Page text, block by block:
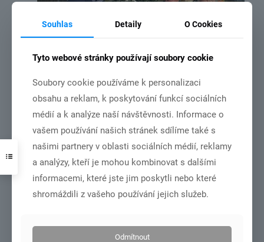
MČR družstev v roce 2022 bude v Chebu.
Číst více
Souhlas Detaily O Cookies
Tyto webové stránky používají soubory cookie
Soubory cookie používáme k personalizaci
obsahu a reklam, k poskytování funkcí sociálních
médií a k analýze naší návštěvnosti. Informace o
vašem používání našich stránek sdílíme také s
našimi partnery v oblasti sociálních médií, reklamy
a analýzy, kteří je mohou kombinovat s dalšími
informacemi, které jste jim poskytli nebo které
shromáždili z vašeho používání jejich služeb.
Odmítnout